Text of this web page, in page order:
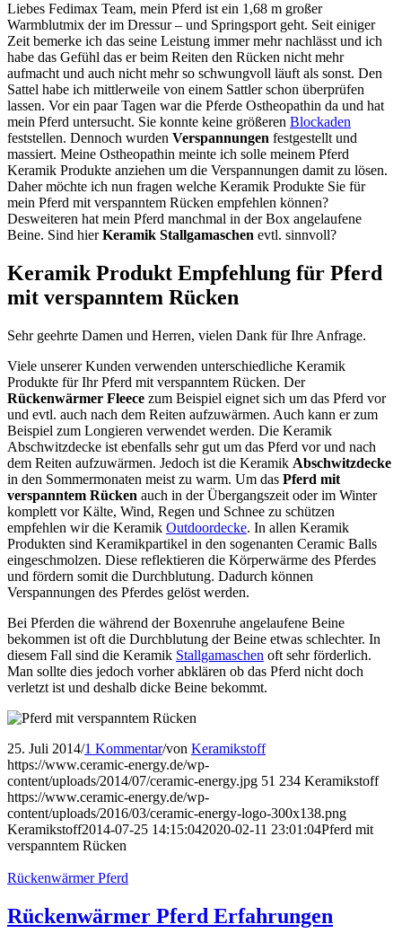
Liebes Fedimax Team, mein Pferd ist ein 1,68 m großer
Warmblutmix der im Dressur – und Springsport geht. Seit einiger
Zeit bemerke ich das seine Leistung immer mehr nachlässt und ich
habe das Gefühl das er beim Reiten den Rücken nicht mehr
aufmacht und auch nicht mehr so schwungvoll läuft als sonst. Den
Sattel habe ich mittlerweile von einem Sattler schon überprüfen
lassen. Vor ein paar Tagen war die Pferde Ostheopathin da und hat
mein Pferd untersucht. Sie konnte keine größeren Blockaden
feststellen. Dennoch wurden Verspannungen festgestellt und
massiert. Meine Ostheopathin meinte ich solle meinem Pferd
Keramik Produkte anziehen um die Verspannungen damit zu lösen.
Daher möchte ich nun fragen welche Keramik Produkte Sie für
mein Pferd mit verspanntem Rücken empfehlen können?
Desweiteren hat mein Pferd manchmal in der Box angelaufene
Beine. Sind hierKeramik Stallgamaschen evtl. sinnvoll?
Keramik Produkt Empfehlung für Pferd
mit verspanntem Rücken
Sehr geehrte Damen und Herren, vielen Dank für Ihre Anfrage.
Viele unserer Kunden verwenden unterschiedliche Keramik
Produkte für Ihr Pferd mit verspanntem Rücken. Der
Rückenwärmer Fleece zum Beispiel eignet sich um das Pferd vor
und evtl. auch nach dem Reiten aufzuwärmen. Auch kann er zum
Beispiel zum Longieren verwendet werden. Die Keramik
Abschwitzdecke ist ebenfalls sehr gut um das Pferd vor und nach
dem Reiten aufzuwärmen. Jedoch ist die Keramik Abschwitzdecke
in den Sommermonaten meist zu warm. Um das Pferd mit
verspanntem Rücken auch in der Übergangszeit oder im Winter
komplett vor Kälte, Wind, Regen und Schnee zu schützen
empfehlen wir die Keramik Outdoordecke. In allen Keramik
Produkten sind Keramikpartikel in den sogenanten Ceramic Balls
eingeschmolzen. Diese reflektieren die Körperwärme des Pferdes
und fördern somit die Durchblutung. Dadurch können
Verspannungen des Pferdes gelöst werden.
Bei Pferden die während der Boxenruhe angelaufene Beine
bekommen ist oft die Durchblutung der Beine etwas schlechter. In
diesem Fall sind die Keramik Stallgamaschen oft sehr förderlich.
Man sollte dies jedoch vorher abklären ob das Pferd nicht doch
verletzt ist und deshalb dicke Beine bekommt.
25. Juli 2014/1 Kommentar/von Keramikstoff
https://www.ceramic-energy.de/wp-
content/uploads/2014/07/ceramic-energy.jpg 51 234 Keramikstoff
https://www.ceramic-energy.de/wp-
content/uploads/2016/03/ceramic-energy-logo-300x138.png
Keramikstoff2014-07-25 14:15:042020-02-11 23:01:04Pferd mit
verspanntem Rücken
Rückenwärmer Pferd
Rückenwärmer Pferd Erfahrungen